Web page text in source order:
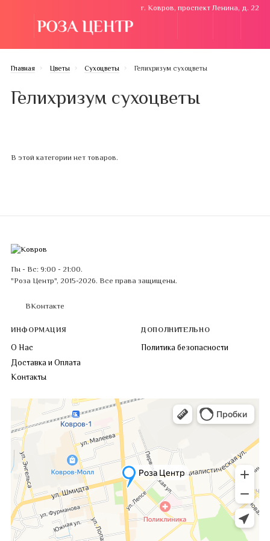
г. Ковров, проспект Ленина, д. 22
Главная Цветы Сухоцветы Гелихризум сухоцветы
Гелихризум сухоцветы
В этой категории нет товаров.
Пн - Вс: 9:00 - 21:00.
"Роза Центр", 2015-2026. Все права защищены.
ВКонтакте
ИНФОРМАЦИЯ
О Нас
Доставка и Оплата
Контакты
ДОПОЛНИТЕЛЬНО
Политика безопасности